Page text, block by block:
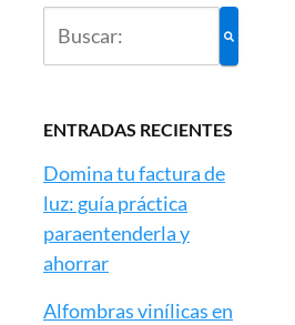
ENTRADAS RECIENTES
Domina tu factura de
luz: guía práctica
paraentenderla y
ahorrar
Alfombras vinílicas en